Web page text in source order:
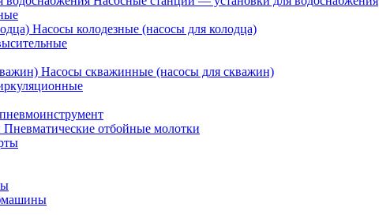
Насосы колодезные (насосы для колодца)
Насосы скважинные (насосы для скважин)
Пневматические отбойные молотки